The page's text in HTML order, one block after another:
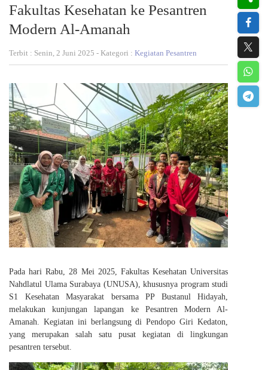
Fakultas Kesehatan ke Pesantren
Modern Al-Amanah
Terbit : Senin, 2 Juni 2025 - Kategori : Kegiatan Pesantren
Pada hari Rabu, 28 Mei 2025, Fakultas Kesehatan Universitas
Nahdlatul Ulama Surabaya (UNUSA), khususnya program studi
S1 Kesehatan Masyarakat bersama PP Bustanul Hidayah,
melakukan kunjungan lapangan ke Pesantren Modern Al-
Amanah. Kegiatan ini berlangsung di Pendopo Giri Kedaton,
yang merupakan salah satu pusat kegiatan di lingkungan
pesantren tersebut.